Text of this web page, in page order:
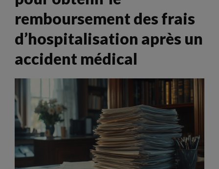
remboursement des frais
d’hospitalisation après un
accident médical